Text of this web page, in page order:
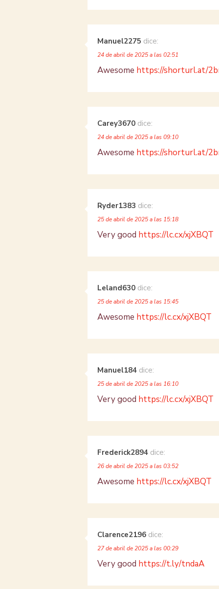
Manuel2275 dice:
24 de abril de 2025 a las 02:51
Awesome https://shorturl.at/
Carey3670 dice:
24 de abril de 2025 a las 09:10
Awesome https://shorturl.at/
Ryder1383 dice:
25 de abril de 2025 a las 15:18
Very good https://lc.cx/xjXBQT
Leland630 dice:
25 de abril de 2025 a las 15:45
Awesome https://lc.cx/xjXBQT
Manuel184 dice:
25 de abril de 2025 a las 16:10
Very good https://lc.cx/xjXBQT
Frederick2894 dice:
26 de abril de 2025 a las 03:52
Awesome https://lc.cx/xjXBQT
Clarence2196 dice:
27 de abril de 2025 a las 00:29
Very good https://t.ly/tndaA